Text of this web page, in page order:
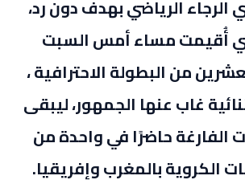
الرجاء الرياضي بهدف دون رد،
أُقيمت مساء أمس السبت
من البطولة الاحترافية ،
غاب عنها الجمهور، ليبقى
الفارغة حاضرًا في واحدة من
الكروية بالمغرب وإفريقيا.